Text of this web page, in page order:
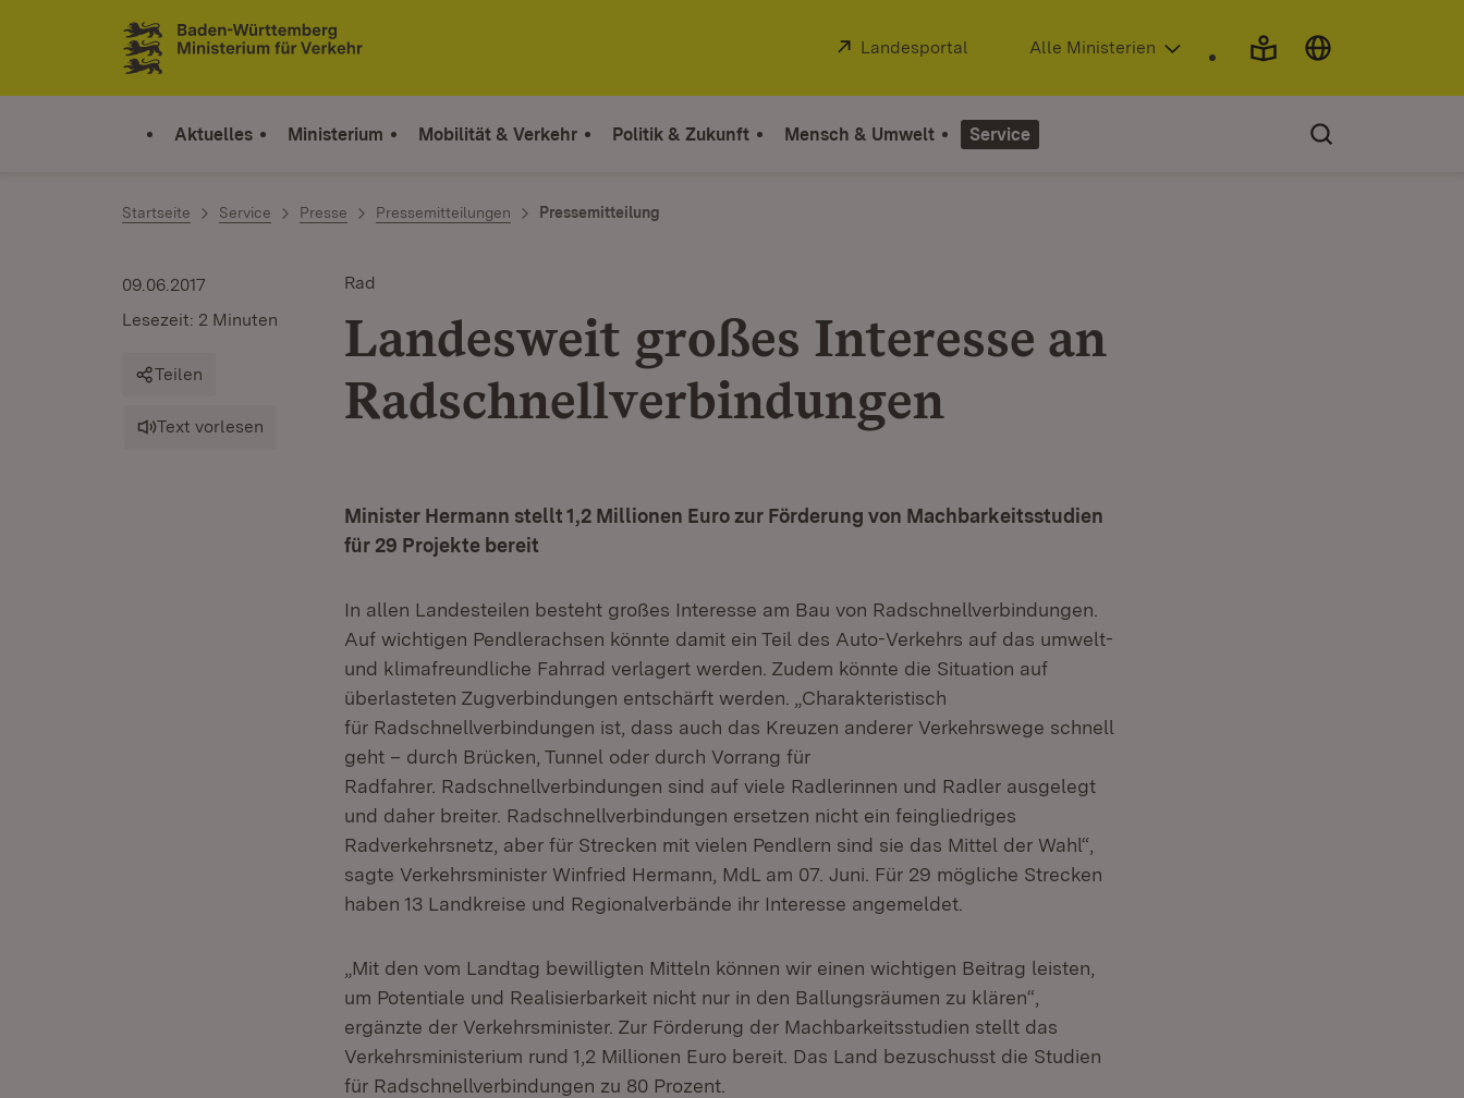
Zum Inhalt springen
Link zur Startseite
Extern:
Landesportal (Öffnet in neuem Fenster)
Alle Ministerien
Aktuelles Ministerium Mobilität & Verkehr Politik & Zukunft Mensch & Umwelt Service
Startseite Service Presse Pressemitteilungen Pressemitteilung
Rad
Landesweit großes Interesse an
Radschnellverbindungen
09.06.2017
Lesezeit: 2 Minuten
Teilen
Text vorlesen
Minister Hermann stellt 1,2 Millionen Euro zur Förderung von Machbarkeitsstudien
für 29 Projekte bereit
In allen Landesteilen besteht großes Interesse am Bau von Radschnellverbindungen.
Auf wichtigen Pendlerachsen könnte damit ein Teil des Auto-Verkehrs auf das umwelt-
und klimafreundliche Fahrrad verlagert werden. Zudem könnte die Situation auf
überlasteten Zugverbindungen entschärft werden. „Charakteristisch
für Radschnellverbindungen ist, dass auch das Kreuzen anderer Verkehrswege schnell
geht – durch Brücken, Tunnel oder durch Vorrang für
Radfahrer. Radschnellverbindungen sind auf viele Radlerinnen und Radler ausgelegt
und daher breiter. Radschnellverbindungen ersetzen nicht ein feingliedriges
Radverkehrsnetz, aber für Strecken mit vielen Pendlern sind sie das Mittel der Wahl“,
sagte Verkehrsminister Winfried Hermann, MdL am 07. Juni. Für 29 mögliche Strecken
haben 13 Landkreise und Regionalverbände ihr Interesse angemeldet.
„Mit den vom Landtag bewilligten Mitteln können wir einen wichtigen Beitrag leisten,
um Potentiale und Realisierbarkeit nicht nur in den Ballungsräumen zu klären“,
ergänzte der Verkehrsminister. Zur Förderung der Machbarkeitsstudien stellt das
Verkehrsministerium rund 1,2 Millionen Euro bereit. Das Land bezuschusst die Studien
für Radschnellverbindungen zu 80 Prozent.